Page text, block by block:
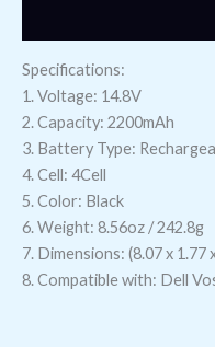
Specifications:
1. Voltage: 14.8V
2. Capacity: 2200mAh
3. Battery Type:
4. Cell: 4Cell
5. Color: Black
6. Weight: 8.56oz / 242.8g
7. Dimensions: (8.07 x 1.77
8. Compatible with: Dell